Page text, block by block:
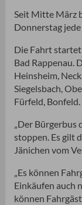
Seit Mitte März
Donnerstag
Die Fahrt
Bad Rappenau.
Heinsheim,
Siegelsbach,
Fürfeld, Bonfeld.
„Der Bürgerbus
stoppen. Es gilt
Jänichen vom
„Es können
Einkäufen auch
können